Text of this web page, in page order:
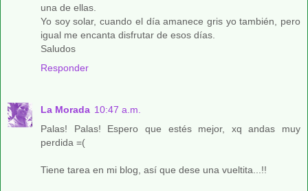
una de ellas.
Yo soy solar, cuando el día amanece gris yo también, pero
igual me encanta disfrutar de esos días.
Saludos
Responder
La Morada 10:47 a.m.
Palas! Palas! Espero que estés mejor, xq andas muy
perdida =(
Tiene tarea en mi blog, así que dese una vueltita...!!